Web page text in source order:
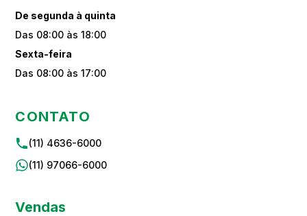
De segunda à quinta
Das 08:00 às 18:00
Sexta-feira
Das 08:00 às 17:00
CONTATO
(11) 4636-6000
(11) 97066-6000
Vendas